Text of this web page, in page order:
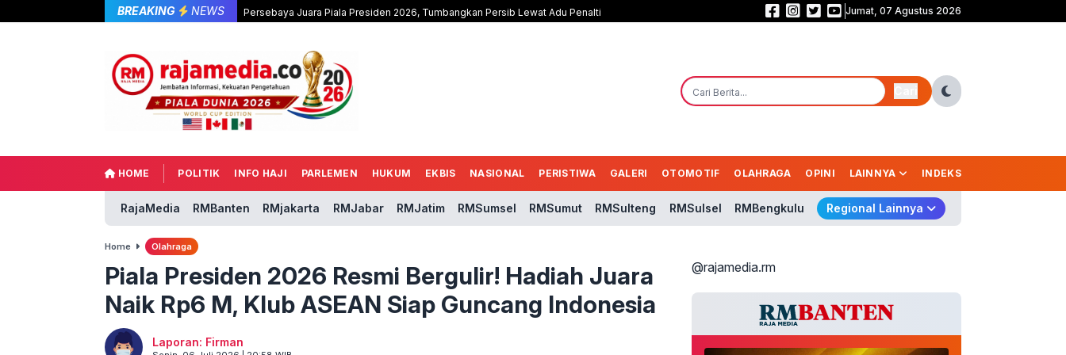
BREAKING NEWS Persebaya Juara Piala Presiden 2026, Tumbangkan Persib Lewat Adu Penalti Saling Balas Gol! Persib vs Persebaya Masih Sama Kuat 1-1 di Babak
Jumat, 07 Agustus 2026
HOME POLITIK INFO HAJI PARLEMEN HUKUM EKBIS NASIONAL PERISTIWA GALERI OTOMOTIF OLAHRAGA OPINI LAINNYA INDEKS
RajaMedia RMBanten RMjakarta RMJabar RMJatim RMSumsel RMSumut RMSulteng RMSulsel RMBengkulu Regional Lainnya
Home Olahraga
Piala Presiden 2026 Resmi Bergulir! Hadiah Juara
Naik Rp6 M, Klub ASEAN Siap Guncang Indonesia
Laporan: Firman
@rajamedia.rm